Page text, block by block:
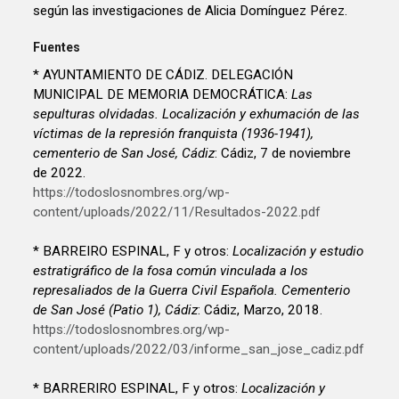
según las investigaciones de Alicia Domínguez Pérez.
Fuentes
* AYUNTAMIENTO DE CÁDIZ. DELEGACIÓN
MUNICIPAL DE MEMORIA DEMOCRÁTICA:Las
sepulturas olvidadas. Localización y exhumación de las
víctimas de la represión franquista (1936-1941),
cementerio de San José, Cádiz: Cádiz, 7 de noviembre
de 2022.
https://todoslosnombres.org/wp-
content/uploads/2022/11/Resultados-2022.pdf
* BARREIRO ESPINAL, F y otros:Localización y estudio
estratigráfico de la fosa común vinculada a los
represaliados de la Guerra Civil Española. Cementerio
de San José (Patio 1), Cádiz: Cádiz, Marzo, 2018.
https://todoslosnombres.org/wp-
content/uploads/2022/03/informe_san_jose_cadiz.pdf
* BARRERIRO ESPINAL, F y otros:Localización y